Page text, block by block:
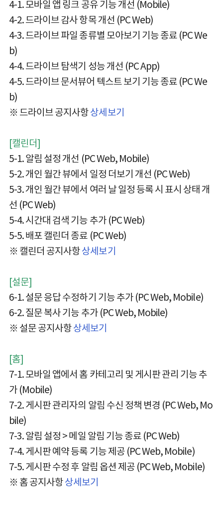
4-1. 모바일 앱 링크 공유 기능 개선 (Mobile)
4-2. 드라이브 감사 항목 개선 (PC Web)
4-3. 드라이브 파일 종류별 모아보기 기능 종료 (PC We
b)
4-4. 드라이브 탐색기 성능 개선 (PC App)
4-5. 드라이브 문서뷰어 텍스트 보기 기능 종료 (PC We
b)
※ 드라이브 공지사항상세보기
[캘린더]
5-1. 알림 설정 개선 (PC Web, Mobile)
5-2. 개인 월간 뷰에서 일정 더보기 개선 (PC Web)
5-3. 개인 월간 뷰에서 여러 날 일정 등록 시 표시 상태 개
선 (PC Web)
5-4. 시간대 검색 기능 추가 (PC Web)
5-5. 배포 캘린더 종료 (PC Web)
※ 캘린더 공지사항상세보기
[설문]
6-1. 설문 응답 수정하기 기능 추가 (PC Web, Mobile)
6-2. 질문 복사 기능 추가 (PC Web, Mobile)
※ 설문 공지사항상세보기
[홈]
7-1. 모바일 앱에서 홈 카테고리 및 게시판 관리 기능 추
가 (Mobile)
7-2. 게시판 관리자의 알림 수신 정책 변경 (PC Web, Mo
bile)
7-3. 알림 설정 > 메일 알림 기능 종료 (PC Web)
7-4. 게시판 예약 등록 기능 제공 (PC Web, Mobile)
7-5. 게시판 수정 후 알림 옵션 제공 (PC Web, Mobile)
※ 홈 공지사항상세보기